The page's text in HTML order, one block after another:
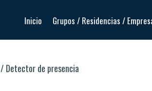
Inicio Grupos / Residencias /
/ Detector de presencia